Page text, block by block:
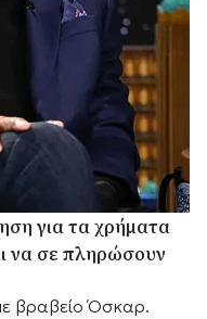
για τα χρήματα
να σε πληρώσουν
βραβείο Όσκαρ.